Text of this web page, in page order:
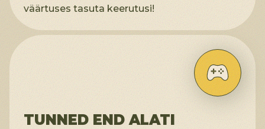
väärtuses tasuta keerutusi!
TUNNED END ALATI